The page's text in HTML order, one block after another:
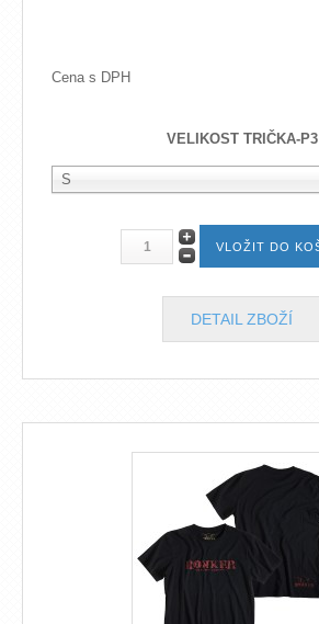
Cena s DPH
VELIKOST TRIČKA-P3
S
DETAIL ZBOŽÍ